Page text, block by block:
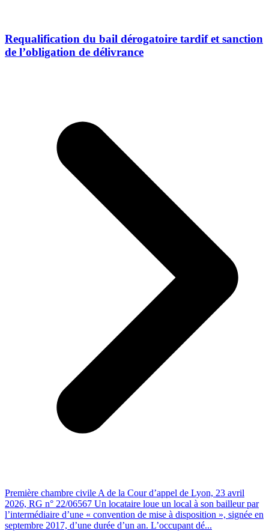
Requalification du bail dérogatoire tardif et sanction
de l’obligation de délivrance
Première chambre civile A de la Cour d’appel de Lyon, 23 avril
2026, RG n° 22/06567 Un locataire loue un local à son bailleur par
l’intermédiaire d’une « convention de mise à disposition », signée en
septembre 2017, d’une durée d’un an. L’occupant dé...